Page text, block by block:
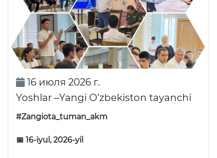
16 июля 2026 г.
Yoshlar –Yangi O’zbekiston tayanchi
#Zangiota_tuman_akm
📅 16-iyul, 2026-yil